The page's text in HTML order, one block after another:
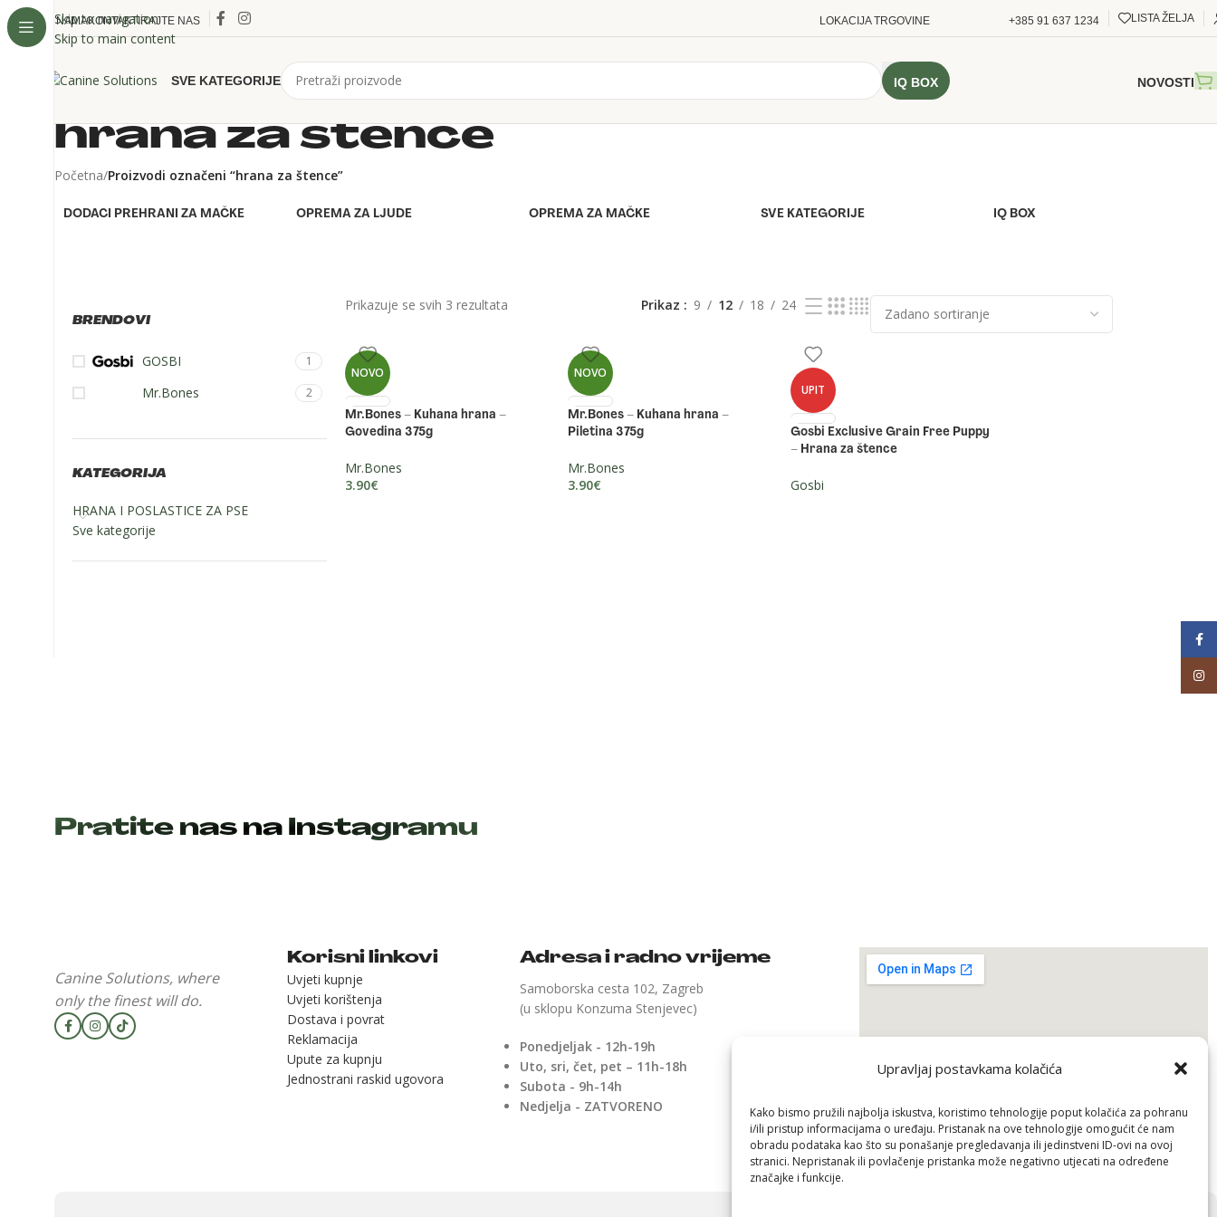
Upravljaj postavkama kolačića
Kako bismo pružili najbolja iskustva, koristimo tehnologije poput kolačića za pohranu
i/ili pristup informacijama o uređaju. Pristanak na ove tehnologije omogućit će nam
obradu podataka kao što su ponašanje pregledavanja ili jedinstveni ID-ovi na ovoj
stranici. Nepristanak ili povlačenje pristanka može negativno utjecati na određene
značajke i funkcije.
Skip to navigation
Skip to main content
O NAMAKONTAKTIRAJTE NAS LOKACIJA TRGOVINE +385 91 637 1234 LISTA ŽELJA
SVE KATEGORIJE IQ BOX NOVOSTI
hrana za štence
Početna/Proizvodi označeni “hrana za štence”
DODACI PREHRANI ZA MAČKE OPREMA ZA LJUDE OPREMA ZA MAČKE SVE KATEGORIJE IQ BOX
BRENDOVI
GOSBI 1
Mr.Bones 2
KATEGORIJA
HRANA I POSLASTICE ZA PSE
Sve kategorije
Prikazuje se svih 3 rezultata Prikaz 9 12 18 24
NOVO
Mr.Bones – Kuhana hrana –
Govedina 375g
Mr.Bones
3.90€
NOVO
Mr.Bones – Kuhana hrana –
Piletina 375g
Mr.Bones
3.90€
UPIT
Gosbi Exclusive Grain Free Puppy
– Hrana za štence
Gosbi
Pratite nas na Instagramu
Canine Solutions, where
only the finest will do.
Korisni linkovi
Uvjeti kupnje
Uvjeti korištenja
Dostava i povrat
Reklamacija
Upute za kupnju
Jednostrani raskid ugovora
Adresa i radno vrijeme
Samoborska cesta 102, Zagreb
(u sklopu Konzuma Stenjevec)
Ponedjeljak - 12h-19h
Uto, sri, čet, pet – 11h-18h
Subota - 9h-14h
Nedjelja - ZATVORENO